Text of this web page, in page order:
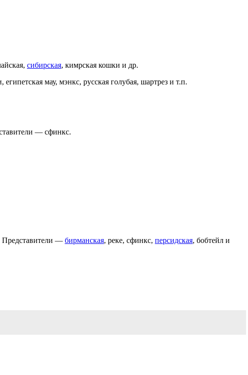
сибирская, кимрская кошки и др.
мау, мэнкс, русская голубая, шартрез и т.п.
— сфинкс.
Представители — бирманская, реке, сфинкс, персидская, бобтейл и